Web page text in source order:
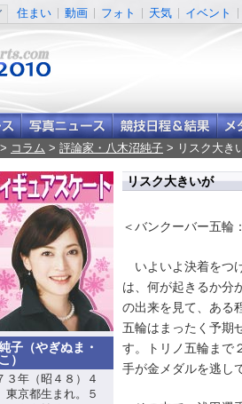
住まい 動画 フォト 天気 イベント
> コラム > 評論家・八木沼純子 > リスク大き
リスク大きいが
＜バンクーバー五輪
いよいよ決着をつ
は、何が起きるか分
の出来を見て、ある
五輪はまったく予期
す。トリノ五輪まで
手が金メダルを逃し
子（やぎぬま・
）
年（昭４８）４
東京都生まれ。５